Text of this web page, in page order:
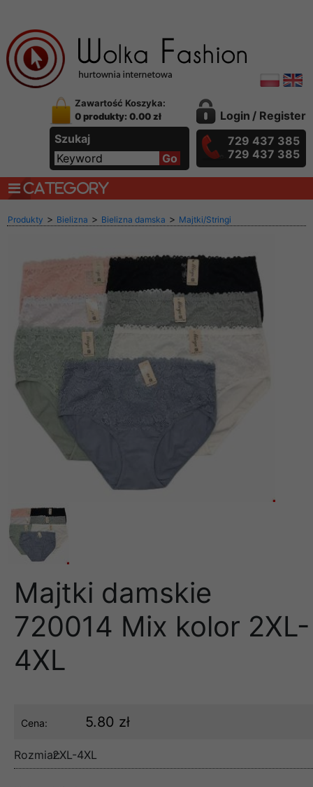
Zawartość Koszyka:
0 produkty: 0.00 zł
Szukaj
Login / Register
729 437 385
729 437 385
CATEGORY
Produkty > Bielizna > Bielizna damska > Majtki/Stringi
Majtki damskie
720014 Mix kolor 2XL-
4XL
Cena: 5.80 zł
Rozmiar:2XL-4XL